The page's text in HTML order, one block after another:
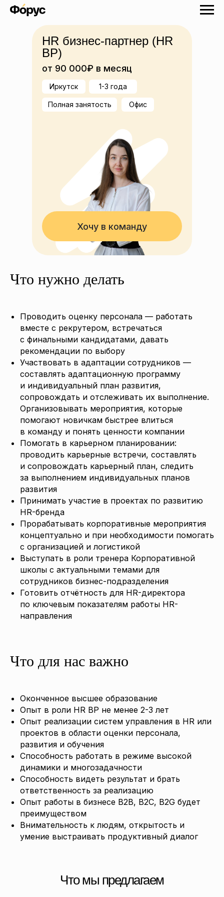
от 90 000₽ в месяц
Хочу в команду
Иркутск 1-3 года
Полная занятость Офис
HR бизнес-партнер (HR
BP)
Что нужно делать
Проводить оценку персонала — работать
вместе с рекрутером, встречаться
с финальными кандидатами, давать
рекомендации по выбору
Участвовать в адаптации сотрудников —
составлять адаптационную программу
и индивидуальный план развития,
сопровождать и отслеживать их выполнение.
Организовывать мероприятия, которые
помогают новичкам быстрее влиться
в команду и понять ценности компании
Помогать в карьерном планировании:
проводить карьерные встречи, составлять
и сопровождать карьерный план, следить
за выполнением индивидуальных планов
развития
Принимать участие в проектах по развитию
HR-бренда
Прорабатывать корпоративные мероприятия
концептуально и при необходимости помогать
с организацией и логистикой
Выступать в роли тренера Корпоративной
школы с актуальными темами для
сотрудников бизнес-подразделения
Готовить отчётность для HR-директора
по ключевым показателям работы HR-
направления
Что для нас важно
Оконченное высшее образование
Опыт в роли HR BP не менее 2-3 лет
Опыт реализации систем управления в HR или
проектов в области оценки персонала,
развития и обучения
Способность работать в режиме высокой
динамики и многозадачности
Способность видеть результат и брать
ответственность за реализацию
Опыт работы в бизнесе B2B, B2C, B2G будет
преимуществом
Внимательность к людям, открытость и
умение выстраивать продуктивный диалог
Что мы предлагаем